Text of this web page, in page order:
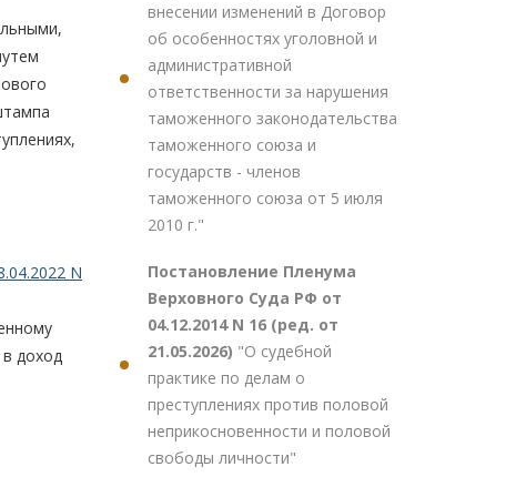
N
доход
внесении изменений в Договор
об особенностях уголовной и
административной
ответственности за нарушения
таможенного законодательства
таможенного союза и
государств - членов
таможенного союза от 5 июля
2010 г."
Постановление Пленума
Верховного Суда РФ от
04.12.2014 N 16 (ред. от
21.05.2026) "О судебной
практике по делам о
преступлениях против половой
неприкосновенности и половой
свободы личности"